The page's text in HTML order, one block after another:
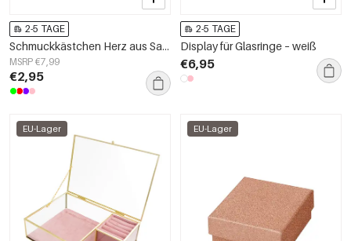
2-5 TAGE
Schmuckkästchen Herz aus Samt – grün
MSRP €7,99
€2,95
2-5 TAGE
Display für Glasringe – weiß
€6,95
EU-Lager EU-Lager